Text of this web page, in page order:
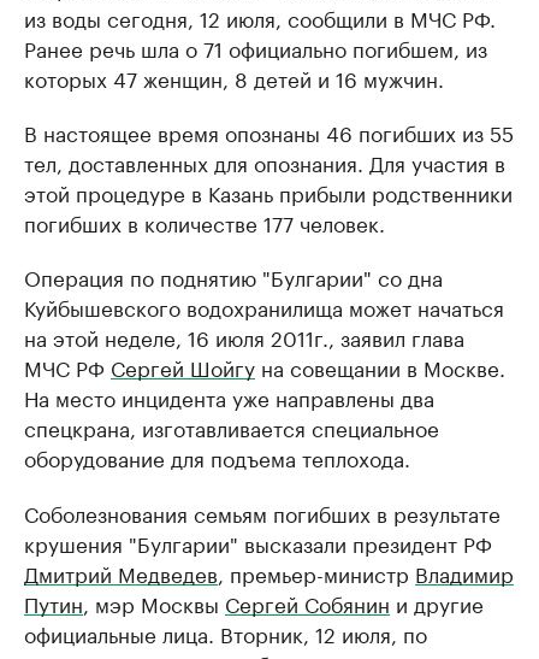
из воды сегодня, 12 июля, сообщили в МЧС РФ.
Ранее речь шла о 71 официально погибшем, из
которых 47 женщин, 8 детей и 16 мужчин.
В настоящее время опознаны 46 погибших из 55
тел, доставленных для опознания. Для участия в
этой процедуре в Казань прибыли родственники
погибших в количестве 177 человек.
Операция по поднятию "Булгарии" со дна
Куйбышевского водохранилища может начаться
на этой неделе, 16 июля 2011г., заявил глава
МЧС РФ Сергей Шойгу на совещании в Москве.
На место инцидента уже направлены два
спецкрана, изготавливается специальное
оборудование для подъема теплохода.
Соболезнования семьям погибших в результате
крушения "Булгарии" высказали президент РФ
Дмитрий Медведев, премьер-министр Владимир
Путин, мэр Москвы Сергей Собянин и другие
официальные лица. Вторник, 12 июля, по